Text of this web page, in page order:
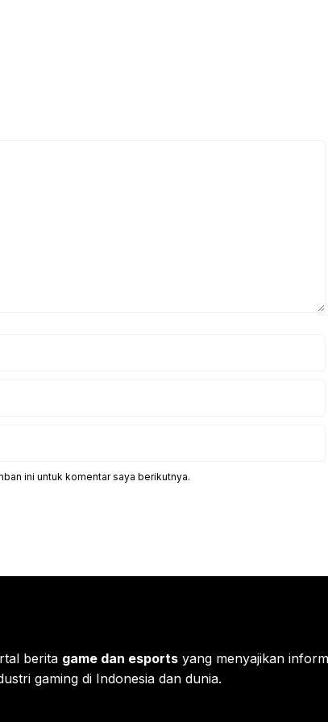
ini untuk komentar saya berikutnya.
berita game dan esports yang menyajikan
gaming di Indonesia dan dunia.